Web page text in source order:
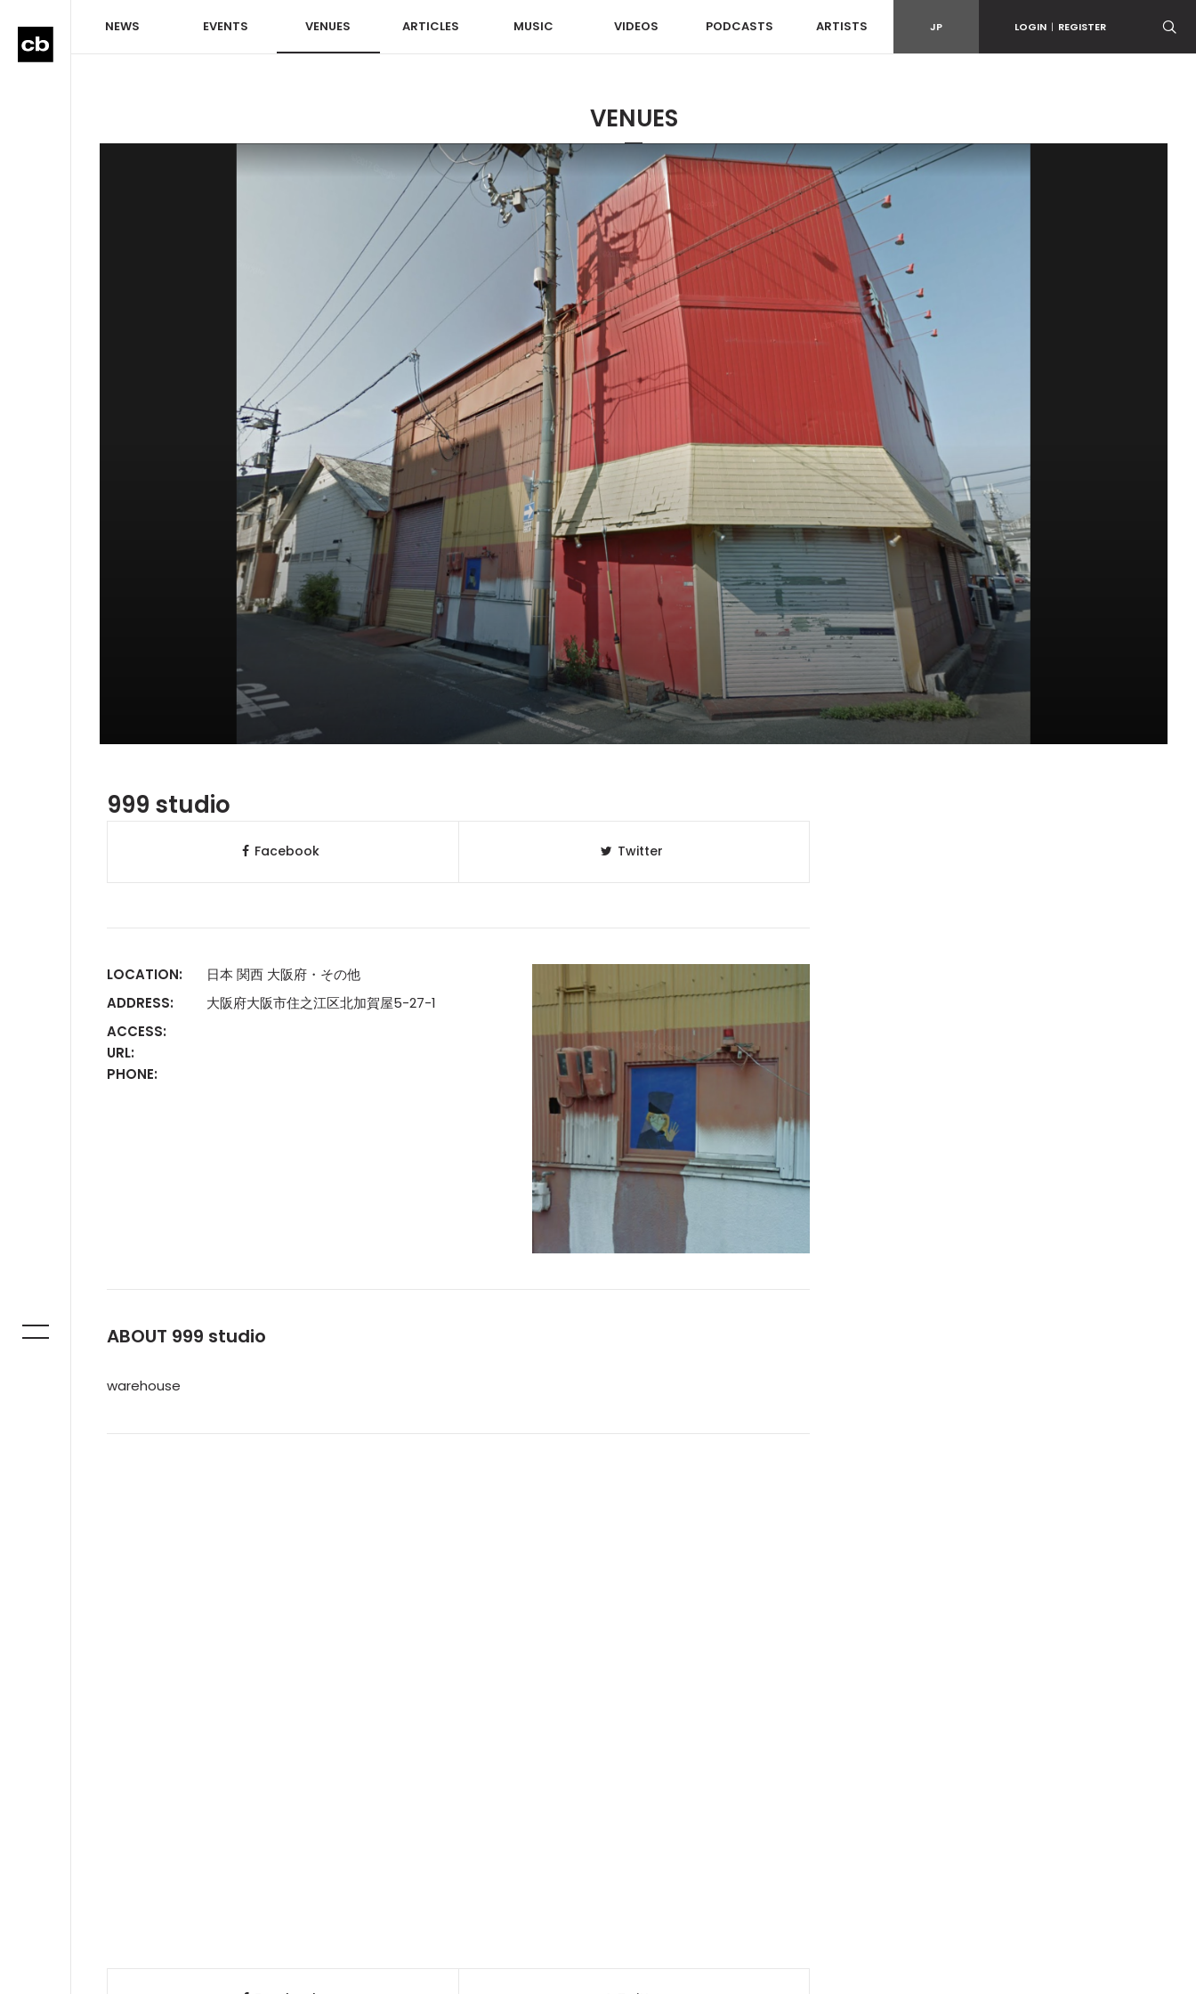
NEWS EVENTS VENUES ARTICLES MUSIC VIDEOS PODCASTS ARTISTS JP LOGIN | REGISTER
VENUES
999 studio
Facebook Twitter
LOCATION:
日本 関西 大阪府・その他
ADDRESS:
大阪府大阪市住之江区北加賀屋5-27-1
ACCESS:
URL:
PHONE:
ABOUT 999 studio
warehouse